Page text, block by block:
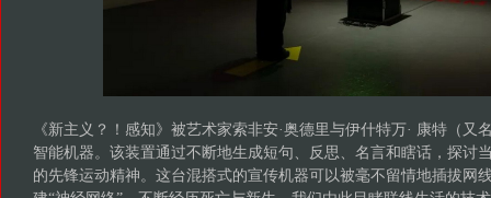
《新主义？！感知》被艺术家索非安·奥德里与伊什特万· 康特（又
智能机器。该装置通过不断地生成短句、反思、名言和瞎话，探讨
的先锋运动精神。这台混搭式的宣传机器可以被毫不留情地插拔网